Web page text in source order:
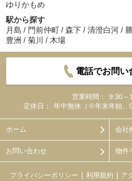
ゆりかもめ
駅から探す
月島 / 門前仲町 / 森下 / 清澄白河 /
豊洲 / 菊川 / 木場
電話でお問い
営業時間：
9:30～
定休日：
年中無休（※年末年始、
ホーム 会社
お問い合わせ 物件
プライバシーポリシー 利用規約 ア